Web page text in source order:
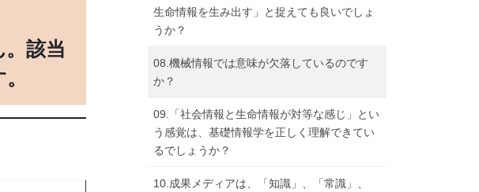
該当
生命情報を生み出す」と捉えても良いでしょ
うか？
08.機械情報では意味が欠落しているのです
か？
09.「社会情報と生命情報が対等な感じ」とい
う感覚は、基礎情報学を正しく理解できてい
るでしょうか？
10.成果メディアは、「知識」、「常識」、